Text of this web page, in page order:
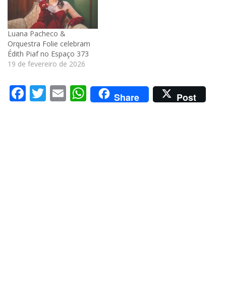
Luana Pacheco &
Orquestra Folie celebram
Édith Piaf no Espaço 373
19 de fevereiro de 2026
Facebook
Twitter
EmailWhatsApp
Share Post